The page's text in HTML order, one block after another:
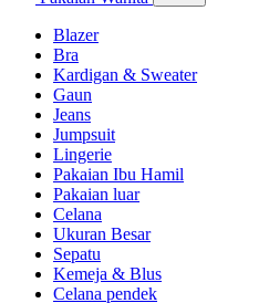
Blazer
Bra
Kardigan & Sweater
Gaun
Jeans
Jumpsuit
Lingerie
Pakaian Ibu Hamil
Pakaian luar
Celana
Ukuran Besar
Sepatu
Kemeja & Blus
Celana pendek